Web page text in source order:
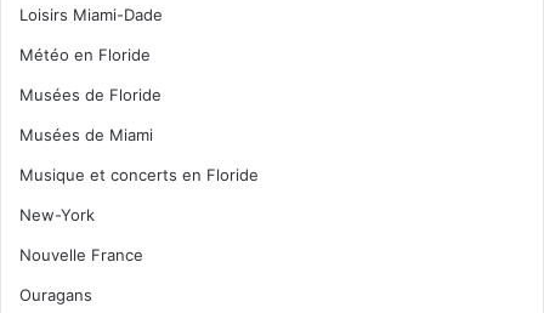
Loisirs Miami-Dade
Météo en Floride
Musées de Floride
Musées de Miami
Musique et concerts en Floride
New-York
Nouvelle France
Ouragans